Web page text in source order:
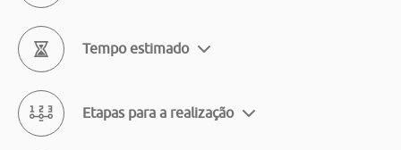
Tempo estimado
Etapas para a realização